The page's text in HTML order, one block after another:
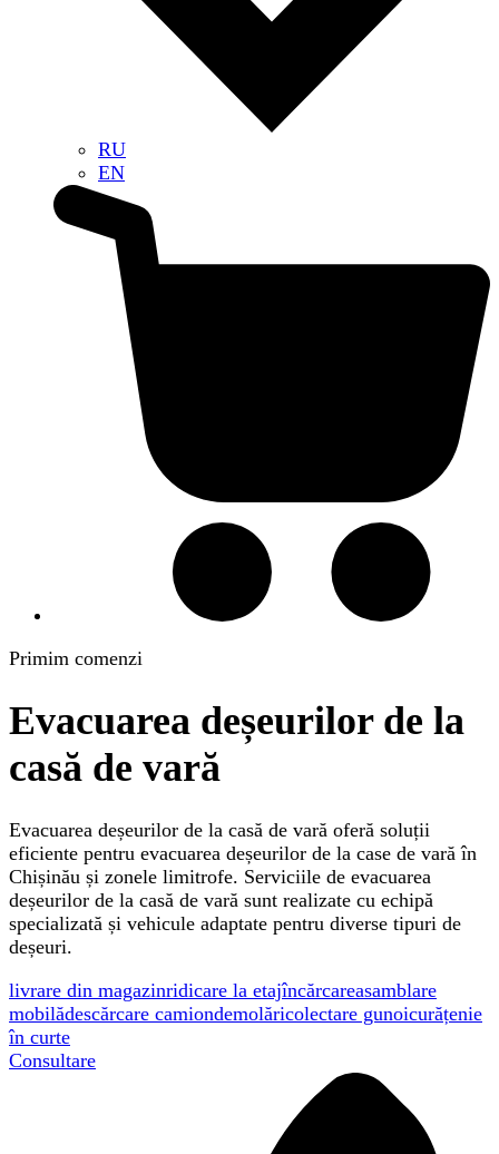
RU
EN
Primim comenzi
Evacuarea deșeurilor de la
casă de vară
Evacuarea deșeurilor de la casă de vară oferă soluții
eficiente pentru evacuarea deșeurilor de la case de vară în
Chișinău și zonele limitrofe. Serviciile de evacuarea
deșeurilor de la casă de vară sunt realizate cu echipă
specializată și vehicule adaptate pentru diverse tipuri de
deșeuri.
livrare din magazinridicare la etajîncărcareasamblare
mobilădescărcare camiondemolăricolectare gunoicurățenie
în curte
Consultare